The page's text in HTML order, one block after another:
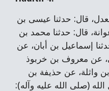
قال: حدثنا عيسى بن
قال: حدثنا محمد بن
إسماعيل بن أبان، عن
عن معروف بن خربوذ
واثلة، عن حذيفة بن
(صلى الله عليه وآله):